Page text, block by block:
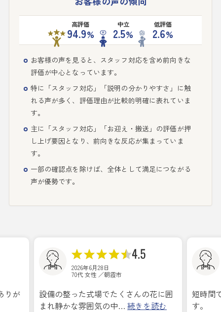
高評価
94.9%
中立
2.5%
低評価
2.6%
お客様の声を見ると、スタッフ対応を含め前向きな
評価が中心となっています。
特に「スタッフ対応」「説明の分かりやすさ」に触
れる声が多く、評価理由が比較的明確に表れていま
す。
主に「スタッフ対応」「お迎え・搬送」の評価が押
し上げ要因となり、前向きな反応が集まっていま
す。
一部の確認点を除けば、全体として満足につながる
声が優勢です。
りが
4.5
2026年6月28日
70代 女性 ／朝霞市
設備の整った式場でたくさんの花に囲
まれ静かな雰囲気の中… 続きを読む
短時間
す。